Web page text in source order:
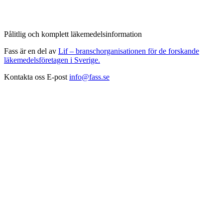
Pålitlig och komplett läkemedelsinformation
Fass är en del av Lif – branschorganisationen för de forskande
läkemedelsföretagen i Sverige.
Kontakta oss E-post info@fass.se